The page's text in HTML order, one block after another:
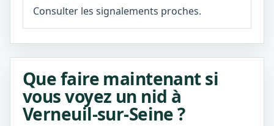
Consulter les signalements proches.
Que faire maintenant si
vous voyez un nid à
Verneuil-sur-Seine ?